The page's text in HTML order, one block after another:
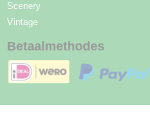
Scenery
Vintage
Betaalmethodes